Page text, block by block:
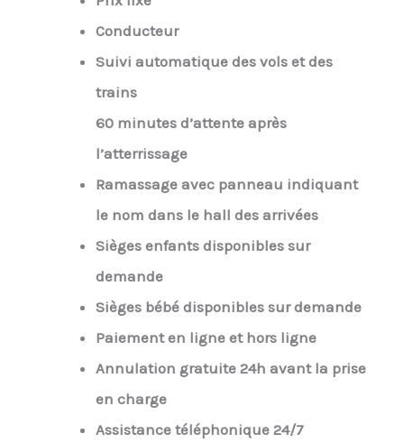
Conducteur
Suivi automatique des vols et des
trains
60 minutes d’attente après
l’atterrissage
Ramassage avec panneau indiquant
le nom dans le hall des arrivées
Sièges enfants disponibles sur
demande
Sièges bébé disponibles sur demande
Paiement en ligne et hors ligne
Annulation gratuite 24h avant la prise
en charge
Assistance téléphonique 24/7